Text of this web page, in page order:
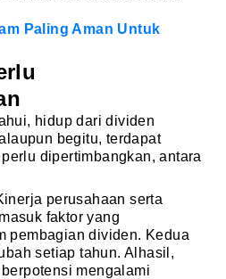
Paling Aman Untuk
hidup dari dividen
begitu, terdapat
dipertimbangkan, antara
perusahaan serta
faktor yang
pembagian dividen. Kedua
setiap tahun. Alhasil,
mengalami